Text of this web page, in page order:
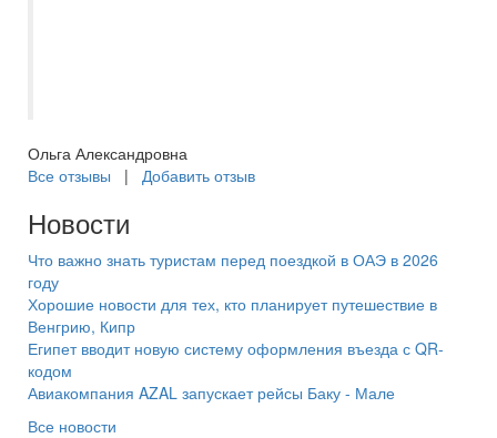
Ольга Александровна
Все отзывы | Добавить отзыв
Новости
Что важно знать туристам перед поездкой в ОАЭ в 2026
году
Хорошие новости для тех, кто планирует путешествие в
Венгрию, Кипр
Египет вводит новую систему оформления въезда с QR-
кодом
Авиакомпания AZAL запускает рейсы Баку - Мале
Все новости